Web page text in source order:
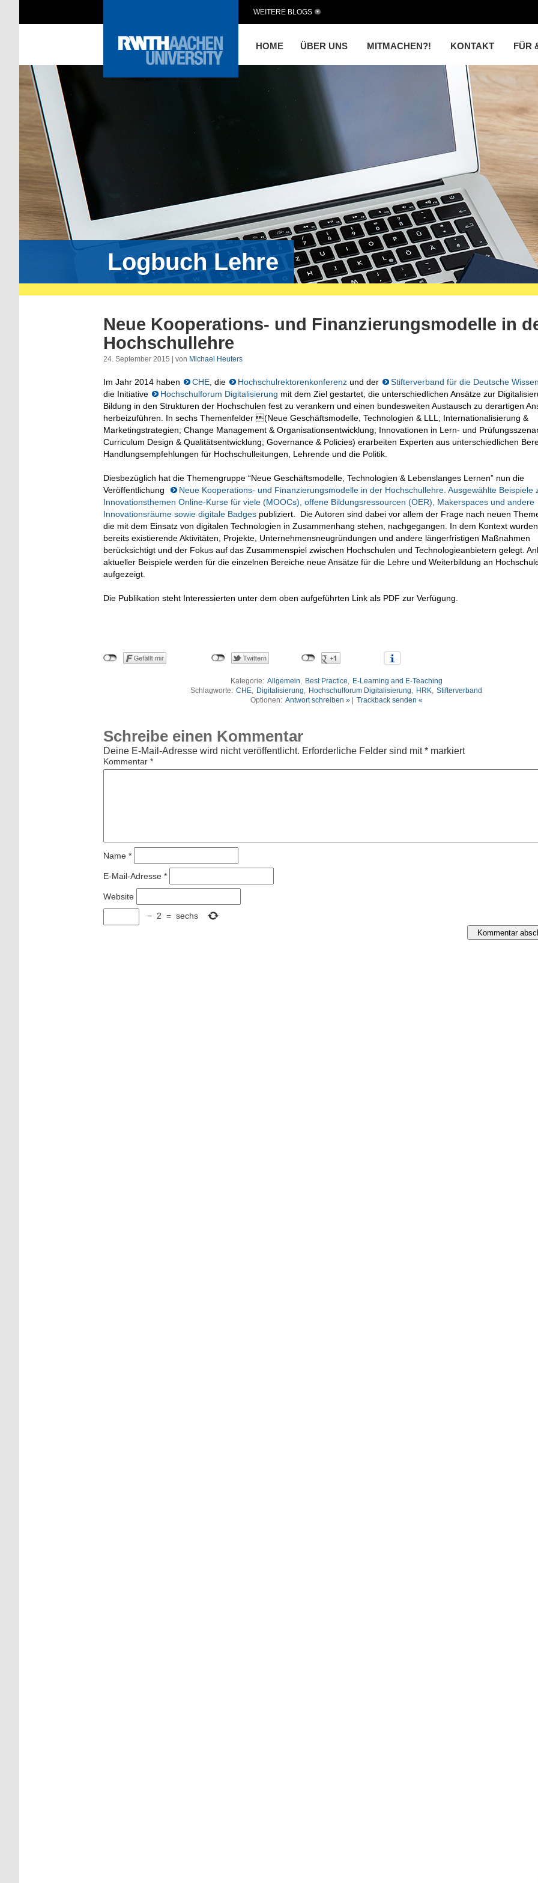
HOME ÜBER UNS MITMACHEN?! KONTAKT FÜR
WEITERE BLOGS
Logbuch Lehre
Neue Kooperations- und Finanzierungsmodelle in
Hochschullehre
24. September 2015 | von Michael Heuters
Im Jahr 2014 haben CHE, die Hochschulrektorenkonferenz und der
Stifterverband für die Deutsche
die Initiative
Hochschulforum Digitalisierung mit dem Ziel gestartet, die unterschiedlichen Ansätze zur
Bildung in den Strukturen der Hochschulen fest zu verankern und einen bundesweiten Austausch zu derartigen
herbeizuführen. In sechs Themenfelder (Neue Geschäftsmodelle, Technologien & LLL; Internationalisierung &
Marketingstrategien; Change Management & Organisationsentwicklung; Innovationen in Lern- und
Curriculum Design & Qualitätsentwicklung; Governance & Policies) erarbeiten Experten aus unterschiedlichen
Handlungsempfehlungen für Hochschulleitungen, Lehrende und die Politik.
Diesbezüglich hat die Themengruppe “Neue Geschäftsmodelle, Technologien & Lebenslanges Lernen” nun die
Veröffentlichung
Neue Kooperations- und Finanzierungsmodelle in der Hochschullehre. Ausgewählte Beispiele
Innovationsthemen Online-Kurse für viele (MOOCs), offene Bildungsressourcen (OER), Makerspaces und andere
Innovationsräume sowie digitale Badges publiziert. Die Autoren sind dabei vor allem der Frage nach neuen
die mit dem Einsatz von digitalen Technologien in Zusammenhang stehen, nachgegangen. In dem Kontext
bereits existierende Aktivitäten, Projekte, Unternehmensneugründungen und andere längerfristigen Maßnahmen
berücksichtigt und der Fokus auf das Zusammenspiel zwischen Hochschulen und Technologieanbietern gelegt.
aktueller Beispiele werden für die einzelnen Bereiche neue Ansätze für die Lehre und Weiterbildung an
aufgezeigt.
Die Publikation steht Interessierten unter dem oben aufgeführten Link als PDF zur Verfügung.
Kategorie: Allgemein, Best Practice, E-Learning and E-Teaching
Schlagworte: CHE, Digitalisierung, Hochschulforum Digitalisierung, HRK, Stifterverband
Optionen: Antwort schreiben »| Trackback senden «
Schreibe einen Kommentar
Deine E-Mail-Adresse wird nicht veröffentlicht. Erforderliche Felder sind mit* markiert
Kommentar *
Name *
E-Mail-Adresse *
Website
− 2 = sechs